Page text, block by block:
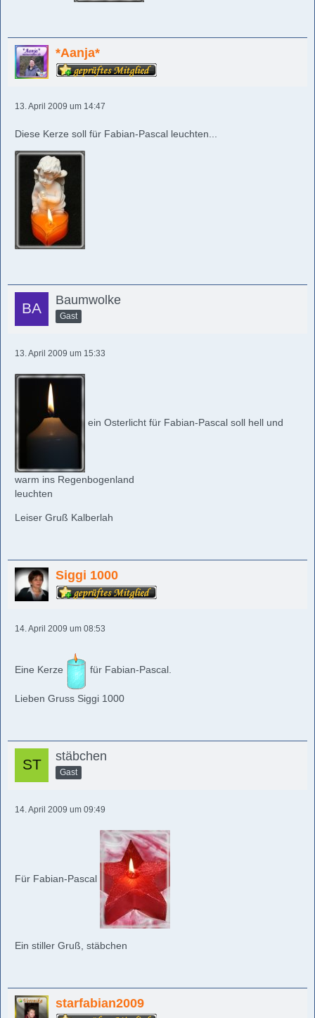
*Aanja*
13. April 2009 um 14:47
Diese Kerze soll für Fabian-Pascal leuchten...
Baumwolke
Gast
13. April 2009 um 15:33
ein Osterlicht für Fabian-Pascal soll hell und
warm ins Regenbogenland
leuchten
Leiser Gruß Kalberlah
Siggi 1000
14. April 2009 um 08:53
Eine Kerze für Fabian-Pascal.
Lieben Gruss Siggi 1000
stäbchen
Gast
14. April 2009 um 09:49
Für Fabian-Pascal
Ein stiller Gruß, stäbchen
starfabian2009